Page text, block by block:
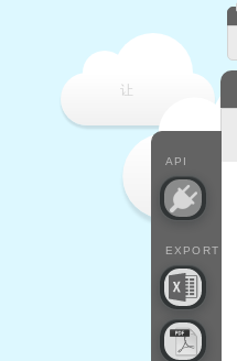
让
API
EXPORT